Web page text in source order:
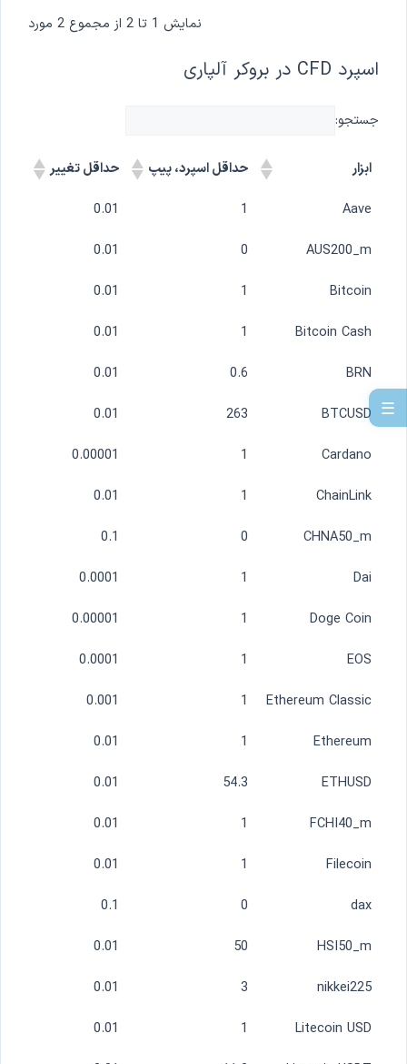
نمایش 1 تا 2 از مجموع 2 مورد
اسپرد CFD در بروکر آلپاری
جستجو:
ابزار حداقل اسپرد، پیپ حداقل تغییر
Aave
1
0.01
AUS200_m
0
0.01
Bitcoin
1
0.01
Bitcoin Cash
1
0.01
BRN
0.6
0.01
BTCUSD
263
0.01
Cardano
1
0.00001
ChainLink
1
0.01
CHNA50_m
0
0.1
Dai
1
0.0001
Doge Coin
1
0.00001
EOS
1
0.0001
Ethereum Classic
1
0.001
Ethereum
1
0.01
ETHUSD
54.3
0.01
FCHI40_m
1
0.01
Filecoin
1
0.01
dax
0
0.1
HSI50_m
50
0.01
nikkei225
3
0.01
Litecoin USD
1
0.01
☰